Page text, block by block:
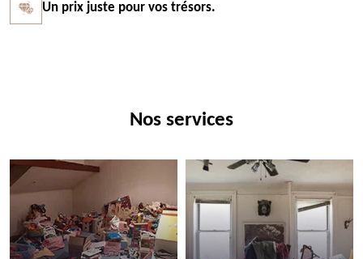
Un prix juste pour vos trésors.
Nos services